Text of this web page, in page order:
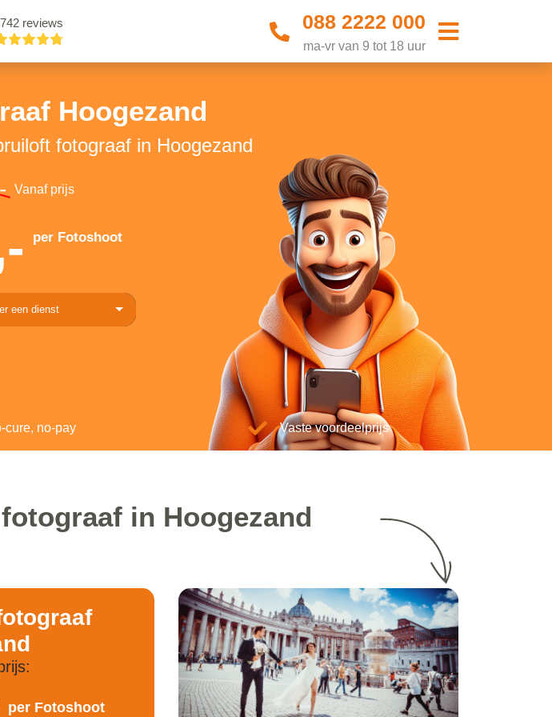
reviews 088 2222 000
ma-vr van 9 tot 18 uur
Hoogezand
fotograaf in Hoogezand
Vanaf prijs
per Fotoshoot
een dienst
cure, no-pay Vaste voordeelprijs
in Hoogezand
per Fotoshoot